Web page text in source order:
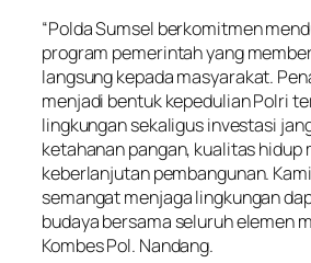
“Polda Sumsel berkomitmen
program pemerintah yang
langsung kepada masyarakat.
menjadi bentuk kepedulian Polri
lingkungan sekaligus investasi
ketahanan pangan, kualitas hidup
keberlanjutan pembangunan.
semangat menjaga lingkungan
budaya bersama seluruh elemen
Kombes Pol. Nandang.